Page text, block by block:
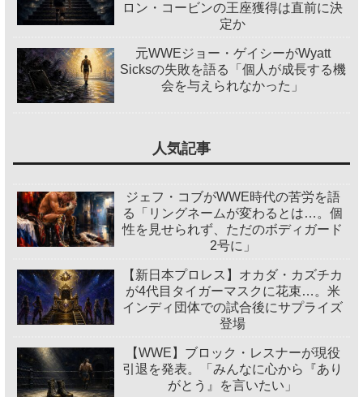
ロン・コービンの王座獲得は直前に決
定か
元WWEジョー・ゲイシーがWyatt
Sicksの失敗を語る「個人が成長する機
会を与えられなかった」
人気記事
ジェフ・コブがWWE時代の苦労を語
る「リングネームが変わるとは…。個
性を見せられず、ただのボディガード
2号に」
【新日本プロレス】オカダ・カズチカ
が4代目タイガーマスクに花束…。米
インディ団体での試合後にサプライズ
登場
【WWE】ブロック・レスナーが現役
引退を発表。「みんなに心から『あり
がとう』を言いたい」